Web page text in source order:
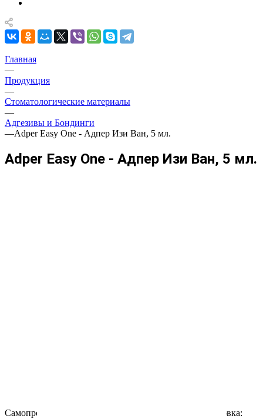
Главная
—
Продукция
—
Стоматологические материалы
—
Адгезивы и Бондинги
—Adper Easy One - Адпер Изи Ван, 5 мл.
Adper Easy One - Адпер Изи Ван, 5 мл.
Самопротравливающий адгезив 7-го поколения. Упаковка: